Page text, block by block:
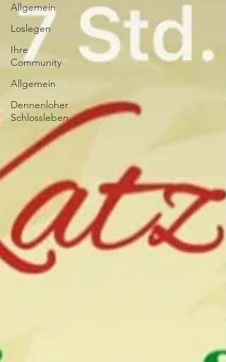
Allgemein
Loslegen
Ihre
Community
Allgemein
Dennenloher
Schlossleben